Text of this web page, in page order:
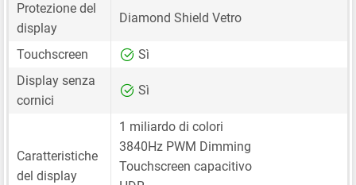
Protezione del
display
Diamond Shield Vetro
Touchscreen
Sì
Display senza
cornici
Sì
Caratteristiche
del display
1 miliardo di colori
3840Hz PWM Dimming
Touchscreen capacitivo